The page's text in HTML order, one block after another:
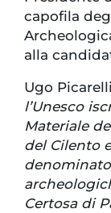
capofila
alla
Ugo
l’Unesco
Materiale
del Cilento
Certosa di